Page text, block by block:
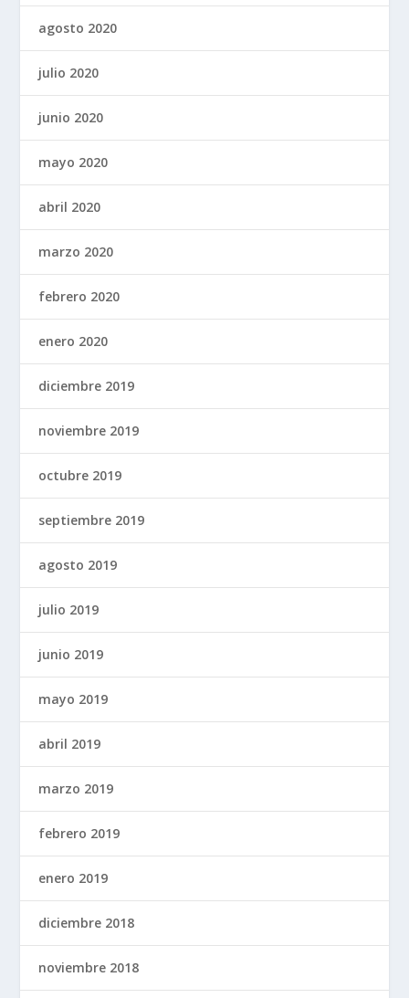
agosto 2020
julio 2020
junio 2020
mayo 2020
abril 2020
marzo 2020
febrero 2020
enero 2020
diciembre 2019
noviembre 2019
octubre 2019
septiembre 2019
agosto 2019
julio 2019
junio 2019
mayo 2019
abril 2019
marzo 2019
febrero 2019
enero 2019
diciembre 2018
noviembre 2018